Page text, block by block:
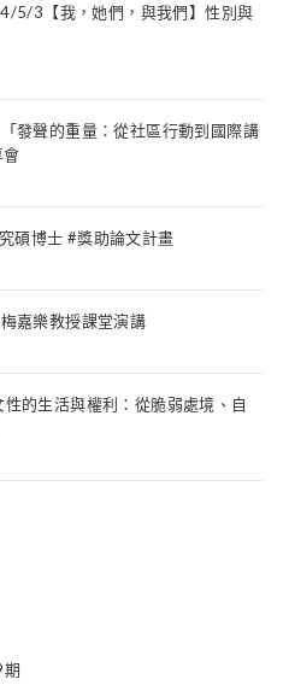
5/3【我，她們，與我們】性別與
發聲的重量：從社區行動到國際講
會
碩博士 #獎助論文計畫
嘉樂教授課堂演講
的生活與權利：從脆弱處境、自